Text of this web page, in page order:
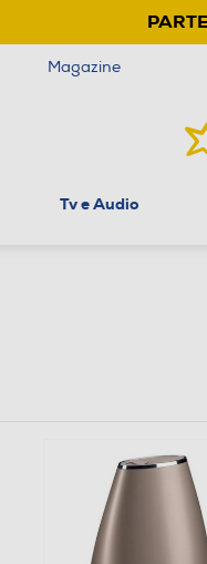
Magazine
Tv e Audio